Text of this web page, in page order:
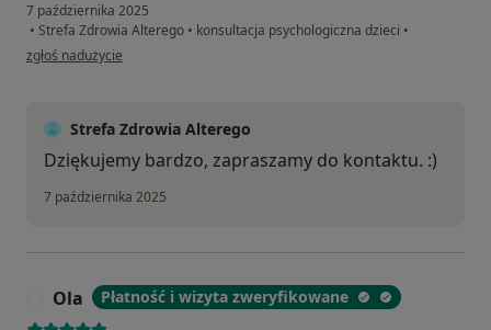
7 października 2025
• Strefa Zdrowia Alterego • konsultacja psychologiczna dzieci •
w opinii użytkownika Ewelina
zgłoś nadużycie
Strefa Zdrowia Alterego
Dziękujemy bardzo, zapraszamy do kontaktu. :)
7 października 2025
Ola Płatność i wizyta zweryfikowane